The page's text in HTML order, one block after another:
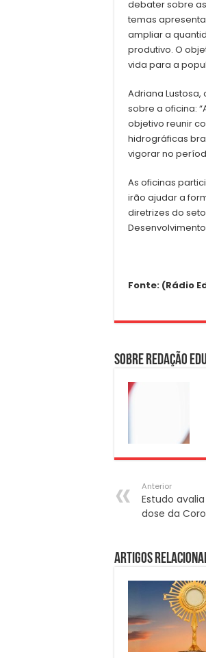
debater sobre
temas
ampliar a
produtivo. O
vida para a
Adriana
sobre a oficina:
objetivo reunir
hidrográficas
vigorar no
As oficinas
irão ajudar a
diretrizes do
Fonte: (Rádio
Sobre Redação
Anterior
Estudo
dose da
Artigos